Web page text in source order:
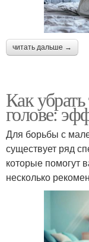
читать дальше →
Как
голове:
Для борьбы с
существует ряд
которые помогут
несколько